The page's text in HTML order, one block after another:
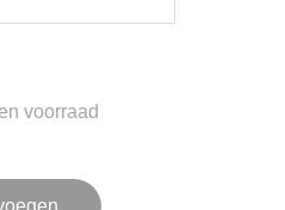
voorraad